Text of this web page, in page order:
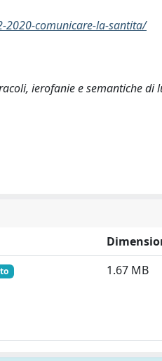
comunicare-la-santita/
ierofanie e semantiche di
1.67 MB